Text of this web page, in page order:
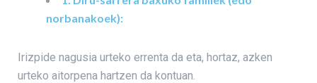
norbanakoek):
Irizpide nagusia urteko errenta da eta, hortaz, azken
urteko aitorpena hartzen da kontuan.